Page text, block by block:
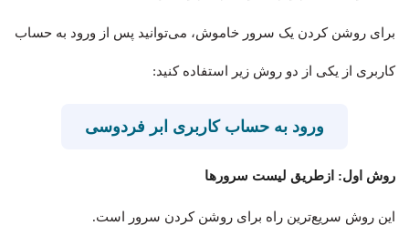
برای روشن کردن یک سرور خاموش، می‌توانید پس از ورود به حساب
کاربری از یکی از دو روش زیر استفاده کنید:
ورود به حساب کاربری ابر فردوسی
روش اول: ازطریق لیست سرورها
این روش سریع‌ترین راه برای روشن کردن سرور است.